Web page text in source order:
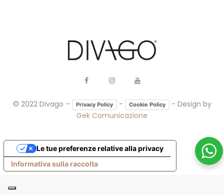
© 2022 Divago – Privacy Policy - Cookie Policy
- Design by
Gek Comunicazione
Informativa sulla raccolta
Le tue preferenze relative alla privacy